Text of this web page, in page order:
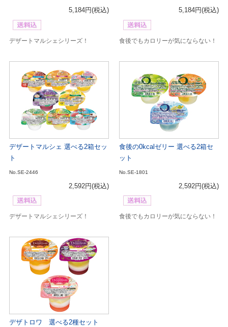
5,184円(税込)
デザートマルシェシリーズ！
5,184円(税込)
食後でもカロリーが気にならない！
デザートマルシェ 選べる2箱セッ
ト
No.SE-2446
2,592円(税込)
デザートマルシェシリーズ！
食後の0kcalゼリー 選べる2箱セ
ット
No.SE-1801
2,592円(税込)
食後でもカロリーが気にならない！
デザトロワ 選べる2種セット